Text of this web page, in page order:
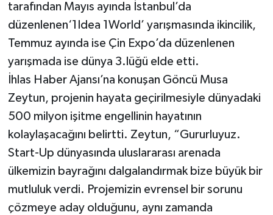
tarafından Mayıs ayında İstanbul’da
düzenlenen‘1Idea 1World’ yarışmasında ikincilik,
Temmuz ayında ise Çin Expo’da düzenlenen
yarışmada ise dünya 3.lüğü elde etti.
İhlas Haber Ajansı’na konuşan Göncü Musa
Zeytun, projenin hayata geçirilmesiyle dünyadaki
500 milyon işitme engellinin hayatının
kolaylaşacağını belirtti. Zeytun, “Gururluyuz.
Start-Up dünyasında uluslararası arenada
ülkemizin bayrağını dalgalandırmak bize büyük bir
mutluluk verdi. Projemizin evrensel bir sorunu
çözmeye aday olduğunu, aynı zamanda